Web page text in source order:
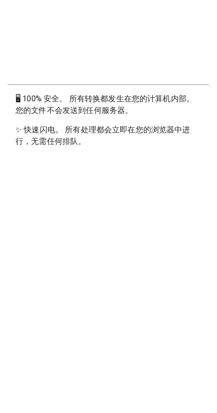
🖥 100% 安全。 所有转换都发生在您的计算机内部。
您的文件不会发送到任何服务器。
✨快速闪电。 所有处理都会立即在您的浏览器中进
行，无需任何排队。